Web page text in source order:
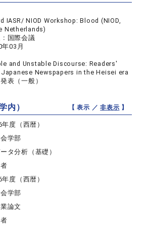
IASR/ NIOD Workshop: Blood (NIOD,
Netherlands)
国際会議
年03月
and Unstable Discourse: Readers'
Newspapers in the Heisei era
表（一般）
内） 【 表示 ／非表示 】
度（西暦）
学部
タ分析（基礎）
度（西暦）
学部
論文